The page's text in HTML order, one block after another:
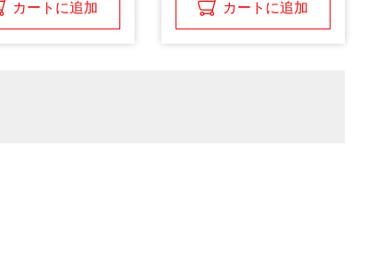
カートに追加 カートに追加